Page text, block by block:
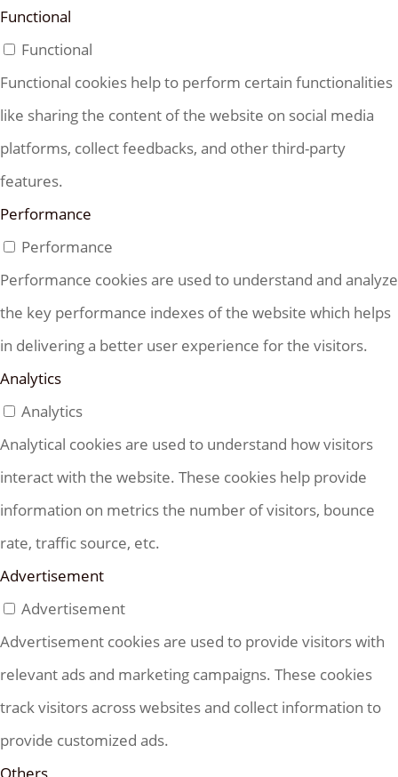
Functional
Functional
Functional cookies help to perform certain functionalities
like sharing the content of the website on social media
platforms, collect feedbacks, and other third-party
features.
Performance
Performance
Performance cookies are used to understand and analyze
the key performance indexes of the website which helps
in delivering a better user experience for the visitors.
Analytics
Analytics
Analytical cookies are used to understand how visitors
interact with the website. These cookies help provide
information on metrics the number of visitors, bounce
rate, traffic source, etc.
Advertisement
Advertisement
Advertisement cookies are used to provide visitors with
relevant ads and marketing campaigns. These cookies
track visitors across websites and collect information to
provide customized ads.
Others